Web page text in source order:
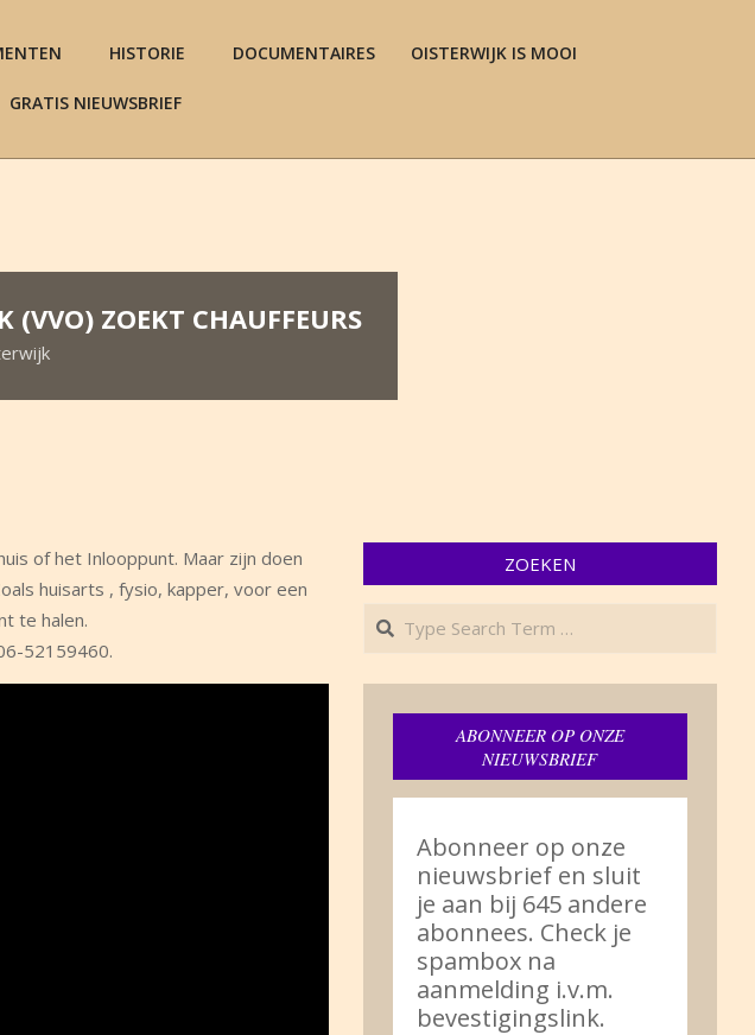
HISTORIE DOCUMENTAIRES OISTERWIJK IS MOOI
GRATIS NIEUWSBRIEF
(VVO) ZOEKT CHAUFFEURS
of het Inlooppunt. Maar zijn doen
huisarts , fysio, kapper, voor een
te halen.
52159460.
ZOEKEN
Search
ABONNEER OP ONZE
NIEUWSBRIEF
Abonneer op onze
nieuwsbrief en sluit
je aan bij 645 andere
abonnees. Check je
spambox na
aanmelding i.v.m.
bevestigingslink.